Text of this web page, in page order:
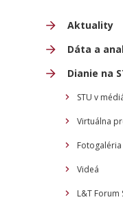
Aktuality
Dáta a
Dianie na
STU v
Virtuálna
Fotogaléria
Videá
L&T Forum